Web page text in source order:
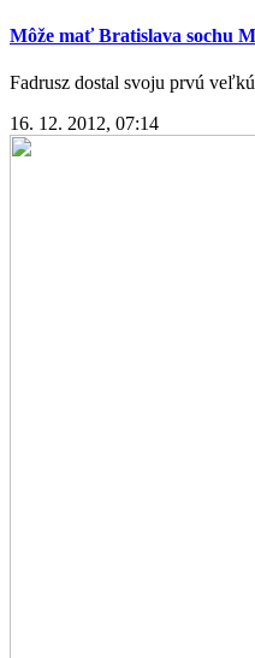
Môže mať Bratislava sochu
Fadrusz dostal svoju prvú
16. 12. 2012, 07:14